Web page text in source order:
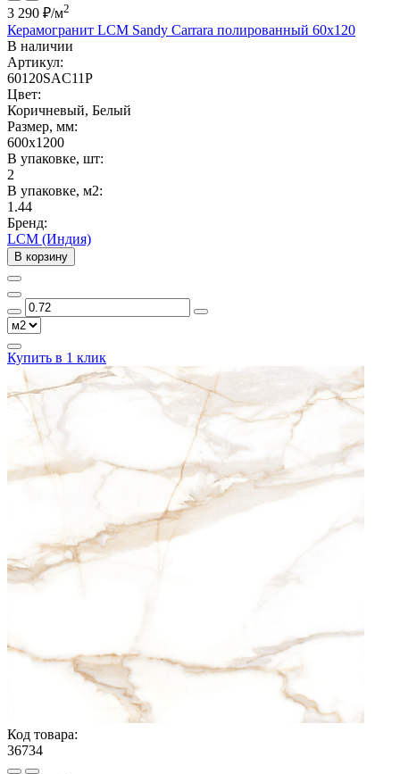
3 290 ₽/м2
Керамогранит LCM Sandy Carrara полированный 60x120
В наличии
Артикул:
60120SAC11P
Цвет:
Коричневый, Белый
Размер, мм:
600x1200
В упаковке, шт:
2
В упаковке, м2:
1.44
Бренд:
LCM (Индия)
В корзину
Купить в 1 клик
Код товара:
36734